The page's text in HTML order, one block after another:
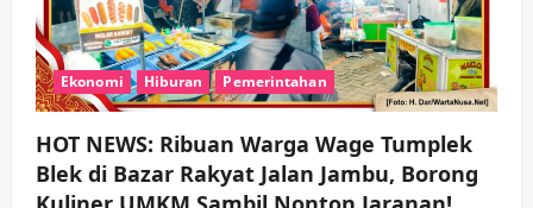
Ekonomi Hiburan Pemerintahan
HOT NEWS: Ribuan Warga Wage Tumplek
Blek di Bazar Rakyat Jalan Jambu, Borong